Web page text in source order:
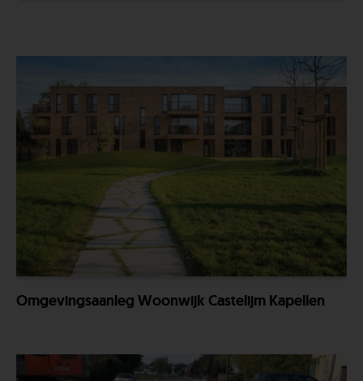
Omgevingsaanleg Woonwijk Castelijm Kapellen